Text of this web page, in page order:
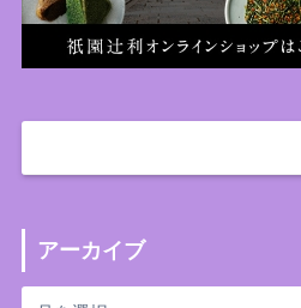
アーカイブ